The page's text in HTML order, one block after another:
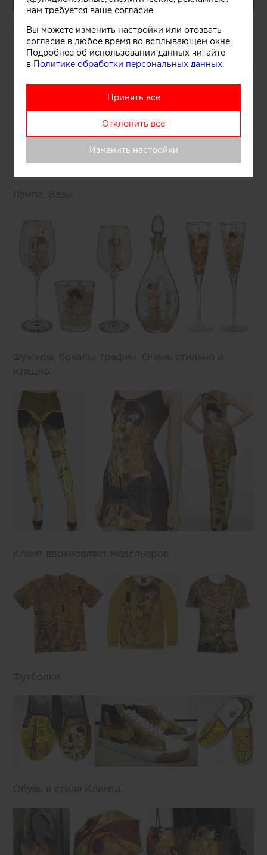
Темы Климта и котики
Лампа. Вазы.
Фужеры, бокалы, графин. Очень стильно и
изящно.
Климт вдохновляет модельеров
Футболки
Обувь в стиле Климта.
нам требуется ваше согласие.
Вы можете изменить настройки или отозвать
согласие в любое время во всплывающем окне.
Подробнее об использовании данных читайте
в Политике обработки персональных данных.
Принять все
Отклонить все
Изменить настройки